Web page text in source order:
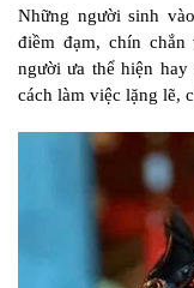
Những người sinh
điềm đạm, chín
người ưa thể hiện
cách làm việc lặng lẽ,